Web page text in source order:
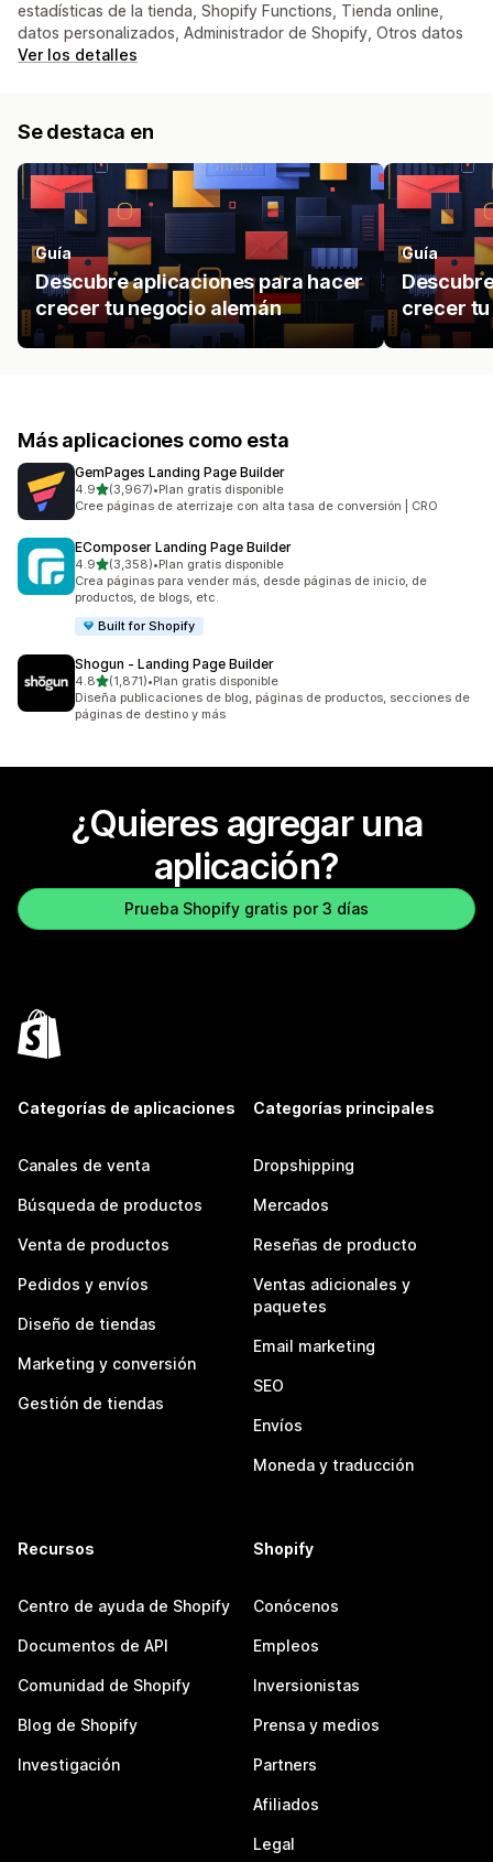
estadísticas de la tienda, Shopify Functions, Tienda online,
datos personalizados, Administrador de Shopify, Otros datos
Ver los detalles
Se destaca en
Guía
Descubre aplicaciones para hacer
crecer tu negocio alemán
Guía
crecer
Más aplicaciones como esta
GemPages Landing Page Builder
4.9de 5 estrellas
(3,967)
3967 reseñas en total
•Plan gratis disponible
Cree páginas de aterrizaje con alta tasa de conversión | CRO
EComposer Landing Page Builder
4.9de 5 estrellas
(3,358)
3358 reseñas en total
•Plan gratis disponible
Crea páginas para vender más, desde páginas de inicio, de
productos, de blogs, etc.
Built for Shopify
Shogun ‑ Landing Page Builder
4.8de 5 estrellas
(1,871)
1871 reseñas en total
•Plan gratis disponible
Diseña publicaciones de blog, páginas de productos, secciones de
páginas de destino y más
¿Quieres agregar una
aplicación?
Prueba Shopify gratis por 3 días
Categorías de aplicaciones
Canales de venta
Búsqueda de productos
Venta de productos
Pedidos y envíos
Diseño de tiendas
Marketing y conversión
Gestión de tiendas
Categorías principales
Dropshipping
Mercados
Reseñas de producto
Ventas adicionales y
paquetes
Email marketing
SEO
Envíos
Moneda y traducción
Recursos
Centro de ayuda de Shopify
Documentos de API
Comunidad de Shopify
Blog de Shopify
Investigación
Shopify
Conócenos
Empleos
Inversionistas
Prensa y medios
Partners
Afiliados
Legal